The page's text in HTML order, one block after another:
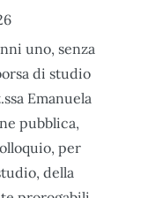
uno, senza
di studio
Emanuela
pubblica,
per
della